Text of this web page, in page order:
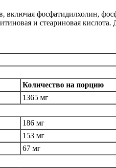
включая фосфатидилхолин,
и стеариновая кислота.
Количество на порцию
1365 мг
186 мг
153 мг
67 мг